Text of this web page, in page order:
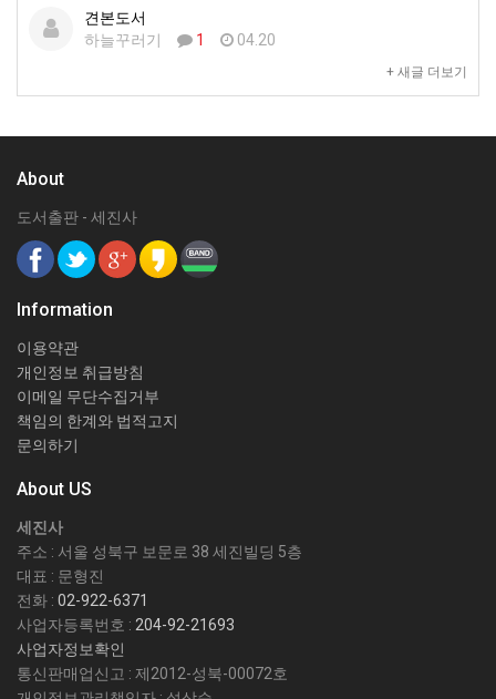
견본도서
하늘꾸러기
1 04.20
+ 새글 더보기
About
도서출판 - 세진사
Information
이용약관
개인정보 취급방침
이메일 무단수집거부
책임의 한계와 법적고지
문의하기
About US
세진사
주소 : 서울 성북구 보문로 38 세진빌딩 5층
대표 : 문형진
전화 : 02-922-6371
사업자등록번호 : 204-92-21693
사업자정보확인
통신판매업신고 : 제2012-성북-00072호